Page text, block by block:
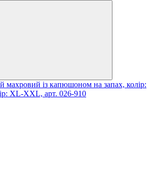
махровий із капюшоном на запах, колір:
XL-XXL, арт. 026-910